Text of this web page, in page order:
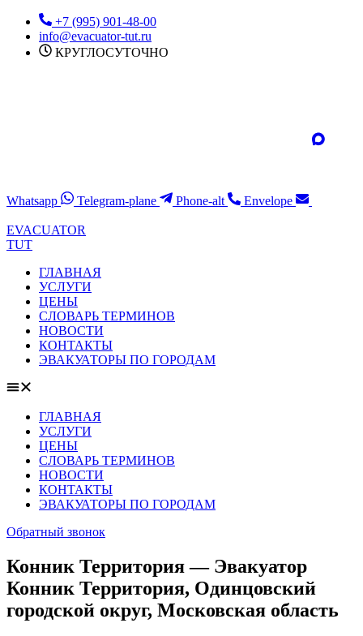
Перейти
содержимому
+7 (995) 901-48-00
info@evacuator-tut.ru
КРУГЛОСУТОЧНО
Whatsapp Telegram-plane Phone-alt Envelope
EVACUATOR
TUT
ГЛАВНАЯ
УСЛУГИ
ЦЕНЫ
СЛОВАРЬ ТЕРМИНОВ
НОВОСТИ
КОНТАКТЫ
ЭВАКУАТОРЫ ПО ГОРОДАМ
ГЛАВНАЯ
УСЛУГИ
ЦЕНЫ
СЛОВАРЬ ТЕРМИНОВ
НОВОСТИ
КОНТАКТЫ
ЭВАКУАТОРЫ ПО ГОРОДАМ
Обратный звонок
Конник Территория — Эвакуатор
Конник Территория, Одинцовский
городской округ, Московская область